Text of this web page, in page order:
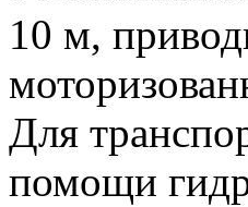
10 м,
Для
помощи